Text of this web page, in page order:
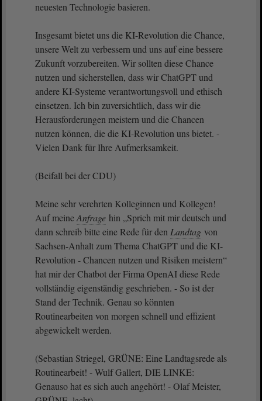
neuesten Technologie basieren.
Insgesamt bietet uns die KI-Revolution die Chance,
unsere Welt zu verbessern und uns auf eine bessere
Zukunft vorzubereiten. Wir sollten diese Chance
nutzen und sicherstellen, dass wir ChatGPT und
andere KI-Systeme verantwortungsvoll und ethisch
einsetzen. Ich bin zuversichtlich, dass wir die
Herausforderungen meistern und die Chancen
nutzen können, die die KI-Revolution uns bietet. -
Vielen Dank für Ihre Aufmerksamkeit.
(Beifall bei der CDU)
Meine sehr verehrten Kolleginnen und Kollegen!
Auf meineAnfrage hin „Sprich mit mir deutsch und
dann schreib bitte eine Rede für den Landtag von
Sachsen-Anhalt zum Thema ChatGPT und die KI-
Revolution - Chancen nutzen und Risiken meistern“
hat mir der Chatbot der Firma OpenAI diese Rede
vollständig eigenständig geschrieben. - So ist der
Stand der Technik. Genau so könnten
Routinearbeiten von morgen schnell und effizient
abgewickelt werden.
(Sebastian Striegel, GRÜNE: Eine Landtagsrede als
Routinearbeit! - Wulf Gallert, DIE LINKE:
Genauso hat es sich auch angehört! - Olaf Meister,